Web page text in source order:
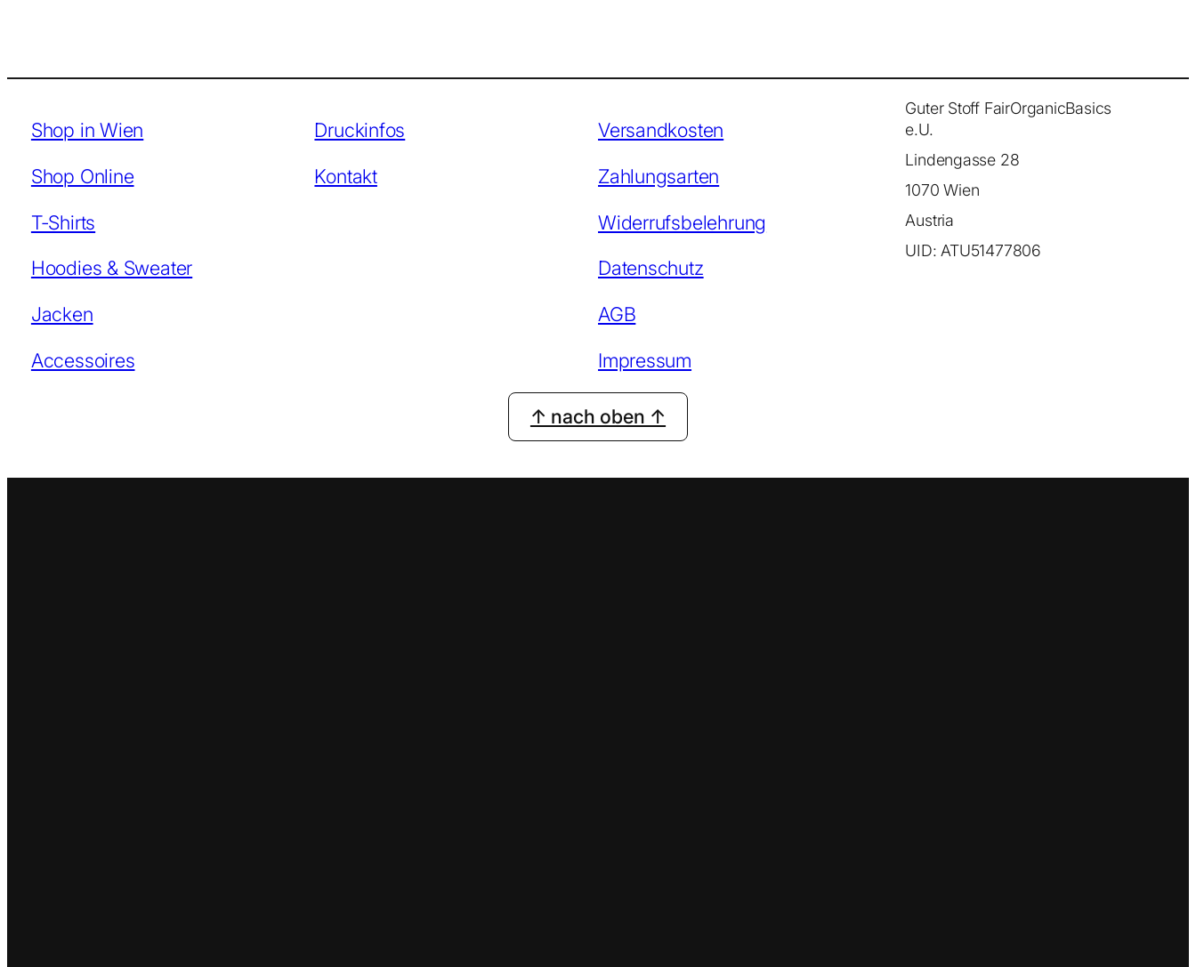
t
Shop in Wien
Shop Online
T-Shirts
Hoodies & Sweater
Jacken
Accessoires
Druckinfos
Kontakt
Versandkosten
Zahlungsarten
Widerrufsbelehrung
Datenschutz
AGB
Impressum
Guter Stoff FairOrganicBasics
e.U.
Lindengasse 28
1070 Wien
Austria
UID: ATU51477806
↑ nach oben ↑